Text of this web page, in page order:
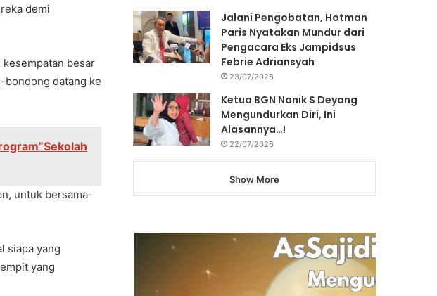
demi
kesempatan besar
bondong datang ke
untuk bersama-
siapa yang
yang
Jalani Pengobatan, Hotman
Paris Nyatakan Mundur dari
Pengacara Eks Jampidsus
Febrie Adriansyah
23/07/2026
Ketua BGN Nanik S Deyang
Mengundurkan Diri, Ini
Alasannya…!
22/07/2026
Show More